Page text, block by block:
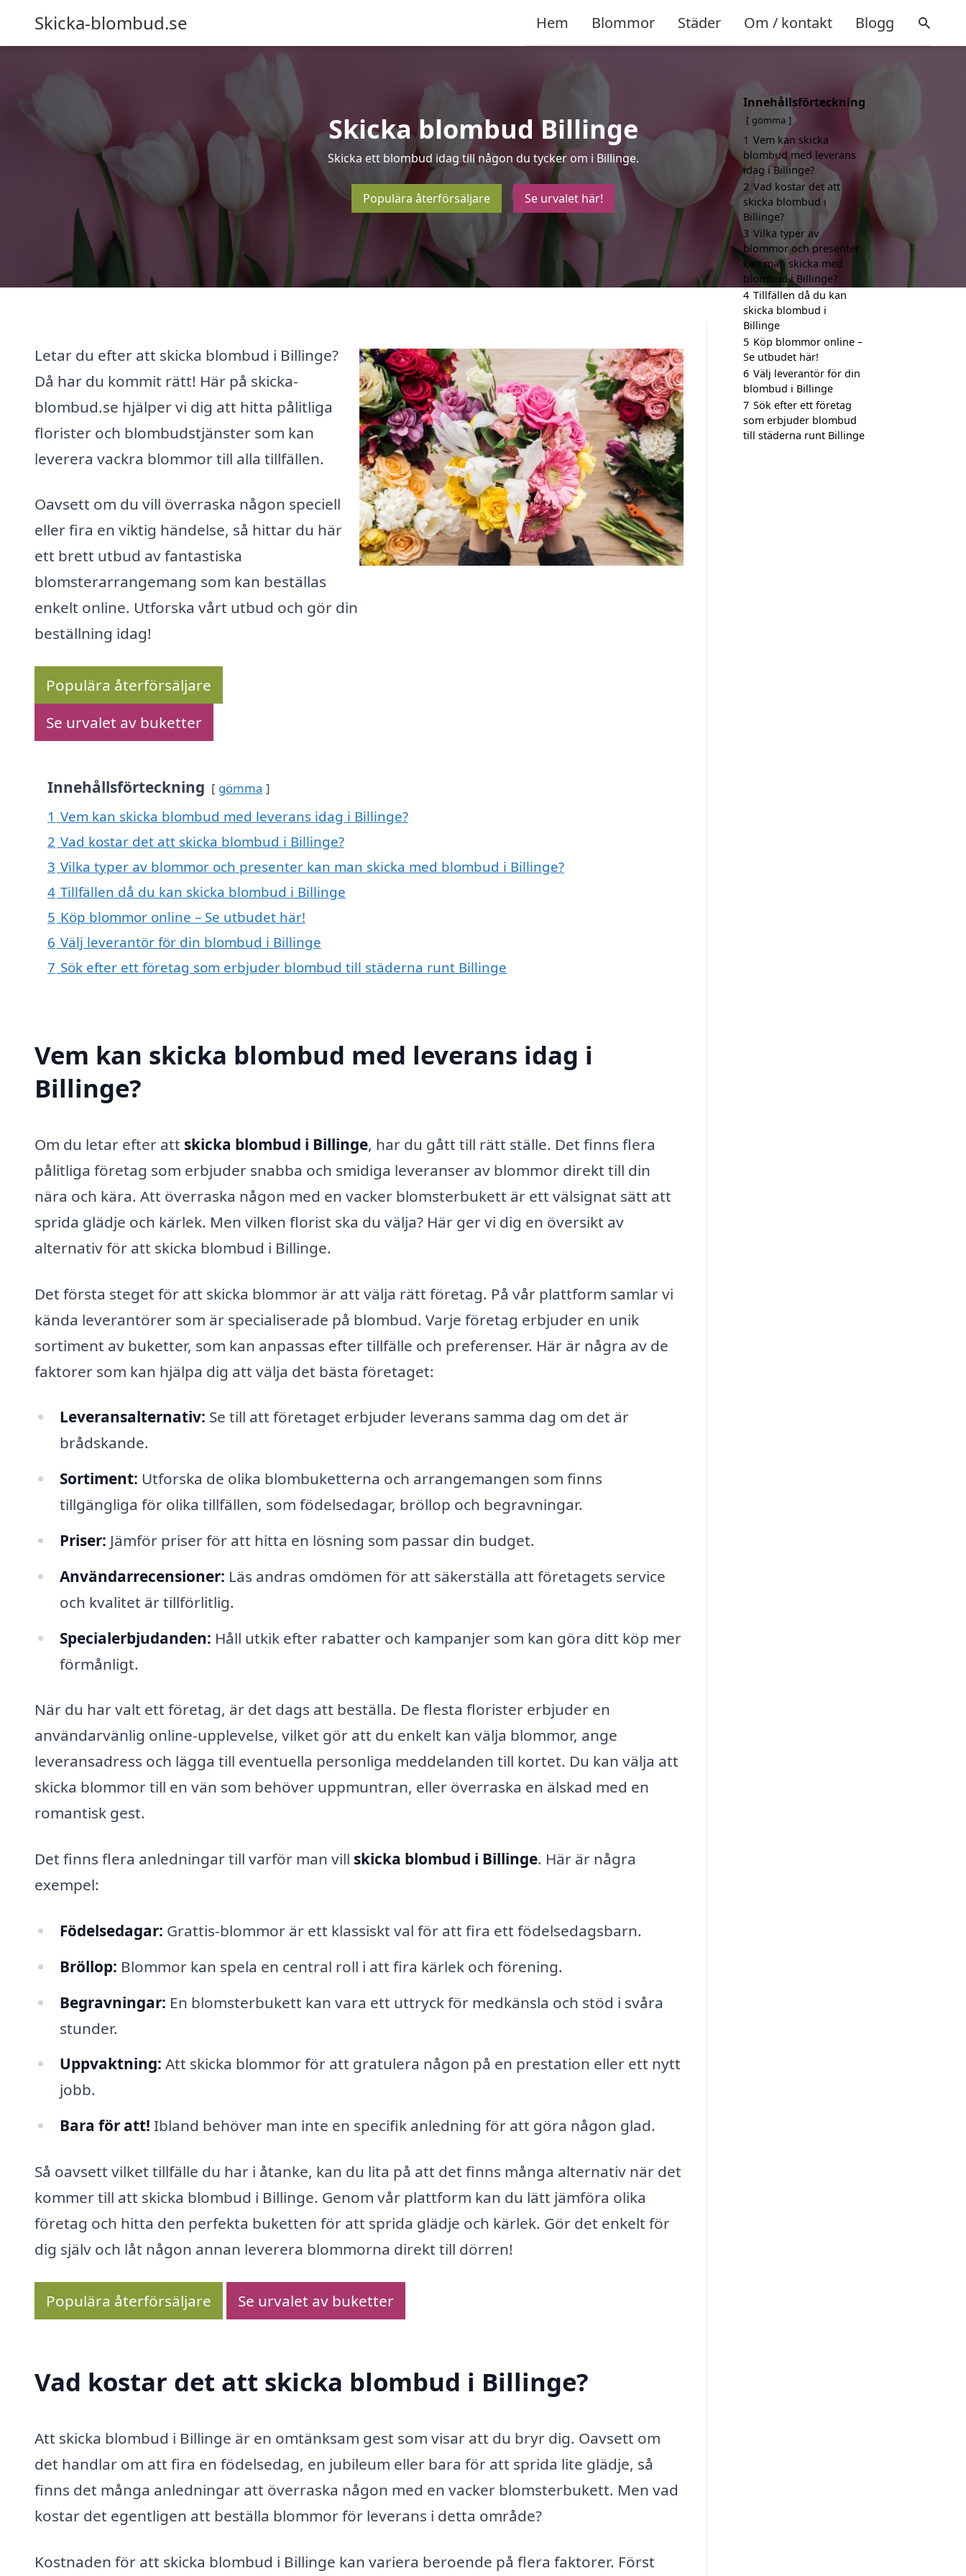
Skicka-blombud.se Hem Blommor Städer Om / kontakt Blogg
Skicka blombud Billinge
Skicka ett blombud idag till någon du tycker om i Billinge.
Populära återförsäljare Se urvalet här!
Letar du efter att skicka blombud i Billinge?
Då har du kommit rätt! Här på skicka-
blombud.se hjälper vi dig att hitta pålitliga
florister och blombudstjänster som kan
leverera vackra blommor till alla tillfällen.
Oavsett om du vill överraska någon speciell
eller fira en viktig händelse, så hittar du här
ett brett utbud av fantastiska
blomsterarrangemang som kan beställas
enkelt online. Utforska vårt utbud och gör din
beställning idag!
Populära återförsäljare
Se urvalet av buketter
Innehållsförteckning gömma
1 Vem kan skicka blombud med leverans idag i Billinge?
2 Vad kostar det att skicka blombud i Billinge?
3 Vilka typer av blommor och presenter kan man skicka med blombud i Billinge?
4 Tillfällen då du kan skicka blombud i Billinge
5 Köp blommor online – Se utbudet här!
6 Välj leverantör för din blombud i Billinge
7 Sök efter ett företag som erbjuder blombud till städerna runt Billinge
Vem kan skicka blombud med leverans idag i
Billinge?
Om du letar efter att skicka blombud i Billinge, har du gått till rätt ställe. Det finns flera
pålitliga företag som erbjuder snabba och smidiga leveranser av blommor direkt till din
nära och kära. Att överraska någon med en vacker blomsterbukett är ett välsignat sätt att
sprida glädje och kärlek. Men vilken florist ska du välja? Här ger vi dig en översikt av
alternativ för att skicka blombud i Billinge.
Det första steget för att skicka blommor är att välja rätt företag. På vår plattform samlar vi
kända leverantörer som är specialiserade på blombud. Varje företag erbjuder en unik
sortiment av buketter, som kan anpassas efter tillfälle och preferenser. Här är några av de
faktorer som kan hjälpa dig att välja det bästa företaget:
Leveransalternativ: Se till att företaget erbjuder leverans samma dag om det är
brådskande.
Sortiment: Utforska de olika blombuketterna och arrangemangen som finns
tillgängliga för olika tillfällen, som födelsedagar, bröllop och begravningar.
Priser: Jämför priser för att hitta en lösning som passar din budget.
Användarrecensioner: Läs andras omdömen för att säkerställa att företagets service
och kvalitet är tillförlitlig.
Specialerbjudanden: Håll utkik efter rabatter och kampanjer som kan göra ditt köp mer
förmånligt.
När du har valt ett företag, är det dags att beställa. De flesta florister erbjuder en
användarvänlig online-upplevelse, vilket gör att du enkelt kan välja blommor, ange
leveransadress och lägga till eventuella personliga meddelanden till kortet. Du kan välja att
skicka blommor till en vän som behöver uppmuntran, eller överraska en älskad med en
romantisk gest.
Det finns flera anledningar till varför man vill skicka blombud i Billinge. Här är några
exempel:
Födelsedagar: Grattis-blommor är ett klassiskt val för att fira ett födelsedagsbarn.
Bröllop: Blommor kan spela en central roll i att fira kärlek och förening.
Begravningar: En blomsterbukett kan vara ett uttryck för medkänsla och stöd i svåra
stunder.
Uppvaktning: Att skicka blommor för att gratulera någon på en prestation eller ett nytt
jobb.
Bara för att! Ibland behöver man inte en specifik anledning för att göra någon glad.
Så oavsett vilket tillfälle du har i åtanke, kan du lita på att det finns många alternativ när det
kommer till att skicka blombud i Billinge. Genom vår plattform kan du lätt jämföra olika
företag och hitta den perfekta buketten för att sprida glädje och kärlek. Gör det enkelt för
dig själv och låt någon annan leverera blommorna direkt till dörren!
Populära återförsäljare Se urvalet av buketter
Vad kostar det att skicka blombud i Billinge?
Att skicka blombud i Billinge är en omtänksam gest som visar att du bryr dig. Oavsett om
det handlar om att fira en födelsedag, en jubileum eller bara för att sprida lite glädje, så
finns det många anledningar att överraska någon med en vacker blomsterbukett. Men vad
kostar det egentligen att beställa blommor för leverans i detta område?
Kostnaden för att skicka blombud i Billinge kan variera beroende på flera faktorer. Först
Innehållsförteckning
gömma
1 Vem kan skicka
blombud med leverans
idag i Billinge?
2 Vad kostar det att
skicka blombud i
Billinge?
3 Vilka typer av
blommor och presenter
kan man skicka med
blombud i Billinge?
4 Tillfällen då du kan
skicka blombud i
Billinge
5 Köp blommor online –
Se utbudet här!
6 Välj leverantör för din
blombud i Billinge
7 Sök efter ett företag
som erbjuder blombud
till städerna runt Billinge